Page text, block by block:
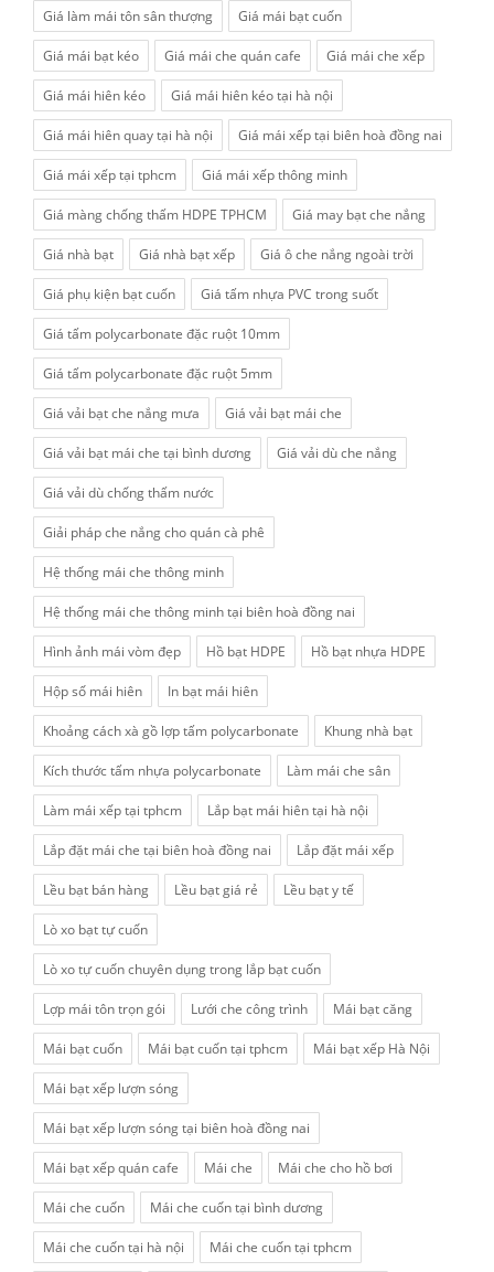
Giá làm mái tôn sân thượng Giá mái bạt cuốn
Giá mái bạt kéo Giá mái che quán cafe Giá mái che xếp
Giá mái hiên kéo Giá mái hiên kéo tại hà nội
Giá mái hiên quay tại hà nội Giá mái xếp tại biên hoà đồng nai
Giá mái xếp tại tphcm Giá mái xếp thông minh
Giá màng chống thấm HDPE TPHCM Giá may bạt che nắng
Giá nhà bạt Giá nhà bạt xếp Giá ô che nắng ngoài trời
Giá phụ kiện bạt cuốn Giá tấm nhựa PVC trong suốt
Giá tấm polycarbonate đặc ruột 10mm
Giá tấm polycarbonate đặc ruột 5mm
Giá vải bạt che nắng mưa Giá vải bạt mái che
Giá vải bạt mái che tại bình dương Giá vải dù che nắng
Giá vải dù chống thấm nước
Giải pháp che nắng cho quán cà phê
Hệ thống mái che thông minh
Hệ thống mái che thông minh tại biên hoà đồng nai
Hình ảnh mái vòm đẹp Hồ bạt HDPE Hồ bạt nhựa HDPE
Hộp số mái hiên In bạt mái hiên
Khoảng cách xà gồ lợp tấm polycarbonate Khung nhà bạt
Kích thước tấm nhựa polycarbonate Làm mái che sân
Làm mái xếp tại tphcm Lắp bạt mái hiên tại hà nội
Lắp đặt mái che tại biên hoà đồng nai Lắp đặt mái xếp
Lều bạt bán hàng Lều bạt giá rẻ Lều bạt y tế
Lò xo bạt tự cuốn
Lò xo tự cuốn chuyên dụng trong lắp bạt cuốn
Lợp mái tôn trọn gói Lưới che công trình Mái bạt căng
Mái bạt cuốn Mái bạt cuốn tại tphcm Mái bạt xếp Hà Nội
Mái bạt xếp lượn sóng
Mái bạt xếp lượn sóng tại biên hoà đồng nai
Mái bạt xếp quán cafe Mái che Mái che cho hồ bơi
Mái che cuốn Mái che cuốn tại bình dương
Mái che cuốn tại hà nội Mái che cuốn tại tphcm